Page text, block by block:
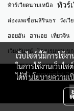
ทัวร์เวียดนามเหนือ ทัวร์
ล่องแพเขื่อนสิรินธร วังเวี
ฮอยอัน ฮานอย เที่ยวจีน
เวียงจันทน์ โรงแรมท่าแข
© Copyright
เว็บไซต์นี้มีการใช้
ในการใช้งานเว็บไ
ได้ที่นโยบายความเ